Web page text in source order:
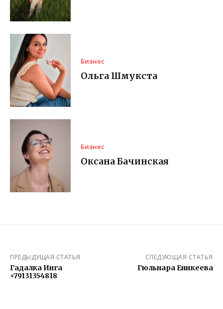
Бизнес
Ольга Шмукста
Бизнес
Оксана Бачинская
ПРЕДЫДУЩАЯ СТАТЬЯ
Гадалка Инга
+79131354818
СЛЕДУЮЩАЯ СТАТЬЯ
Гюльнара Еникеева